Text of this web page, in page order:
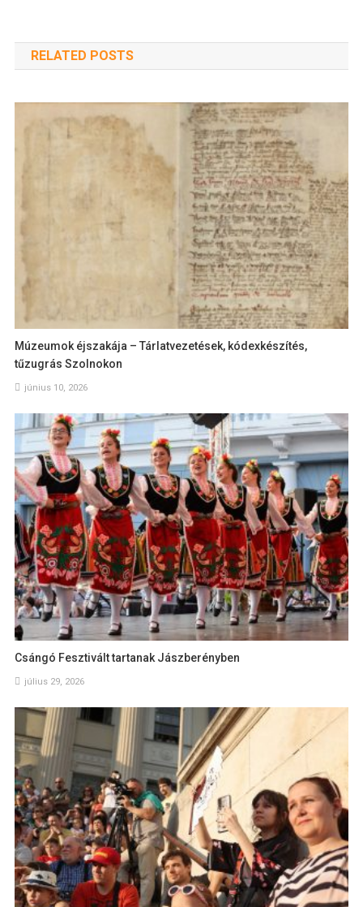
RELATED POSTS
Múzeumok éjszakája – Tárlatvezetések, kódexkészítés,
tűzugrás Szolnokon
június 10, 2026
Csángó Fesztivált tartanak Jászberényben
július 29, 2026